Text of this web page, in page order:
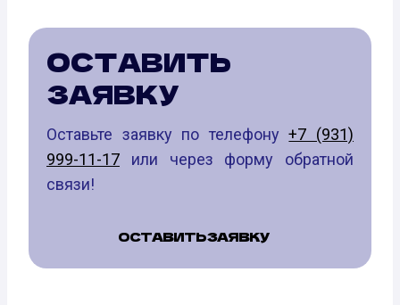
ОСТАВИТЬ
ЗАЯВКУ
Оставьте заявку по телефону+7 (931)
999-11-17 или через форму обратной
связи!
ОСТАВИТЬ ЗАЯВКУ